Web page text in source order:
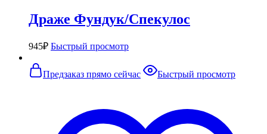
Драже Фундук/Спекулос
945₽ Быстрый просмотр
Предзаказ прямо сейчас Быстрый просмотр